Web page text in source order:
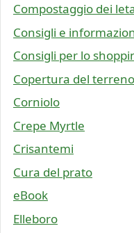
Compostaggio dei
Consigli e
Consigli per lo
Copertura del terreno
Corniolo
Crepe Myrtle
Crisantemi
Cura del prato
eBook
Elleboro